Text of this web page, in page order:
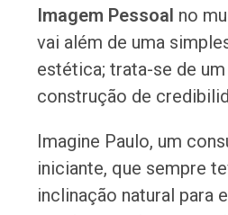
Imagem Pessoal no
vai além de uma
estética; trata-se de
construção de
Imagine Paulo, um
iniciante, que sempre
inclinação natural para